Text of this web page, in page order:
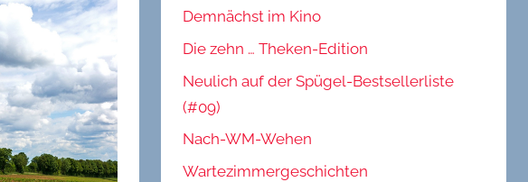
Demnächst im Kino
Die zehn … Theken-Edition
Neulich auf der Spügel-Bestsellerliste
(#09)
Nach-WM-Wehen
Wartezimmergeschichten